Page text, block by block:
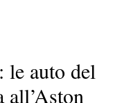
le auto del